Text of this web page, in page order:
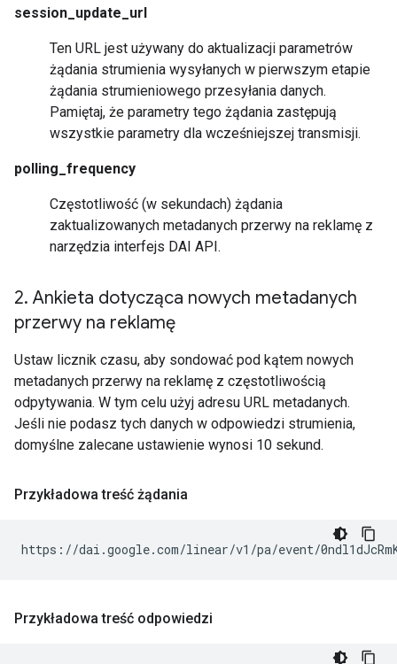
session_update_url
Ten URL jest używany do aktualizacji parametrów
żądania strumienia wysyłanych w pierwszym etapie
żądania strumieniowego przesyłania danych.
Pamiętaj, że parametry tego żądania zastępują
wszystkie parametry dla wcześniejszej transmisji.
polling_frequency
Częstotliwość (w sekundach) żądania
zaktualizowanych metadanych przerwy na reklamę z
narzędzia interfejs DAI API.
2. Ankieta dotycząca nowych metadanych
przerwy na reklamę
Ustaw licznik czasu, aby sondować pod kątem nowych
metadanych przerwy na reklamę z częstotliwością
odpytywania. W tym celu użyj adresu URL metadanych.
Jeśli nie podasz tych danych w odpowiedzi strumienia,
domyślne zalecane ustawienie wynosi 10 sekund.
Przykładowa treść żądania
Przykładowa treść odpowiedzi